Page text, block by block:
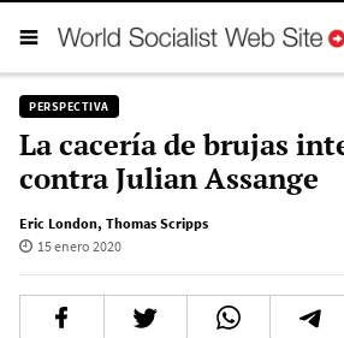
PERSPECTIVA
La cacería de brujas
contra Julian Assange
Eric London, Thomas Scripps
15 enero 2020